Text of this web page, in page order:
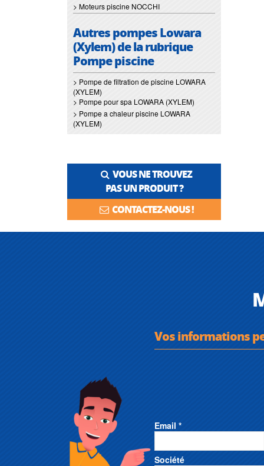
> Moteurs piscine NOCCHI
Autres pompes Lowara
(Xylem) de la rubrique
Pompe piscine
> Pompe de filtration de piscine LOWARA
(XYLEM)
> Pompe pour spa LOWARA (XYLEM)
> Pompe a chaleur piscine LOWARA
(XYLEM)
VOUS NE TROUVEZ
PAS UN PRODUIT ?
CONTACTEZ-NOUS !
Vos informations
Email *
Société